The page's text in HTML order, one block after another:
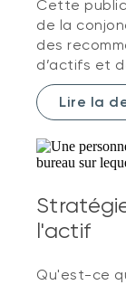
Cette
de la
des
d’actifs et
Lire la
l'actif
Qu'est-ce